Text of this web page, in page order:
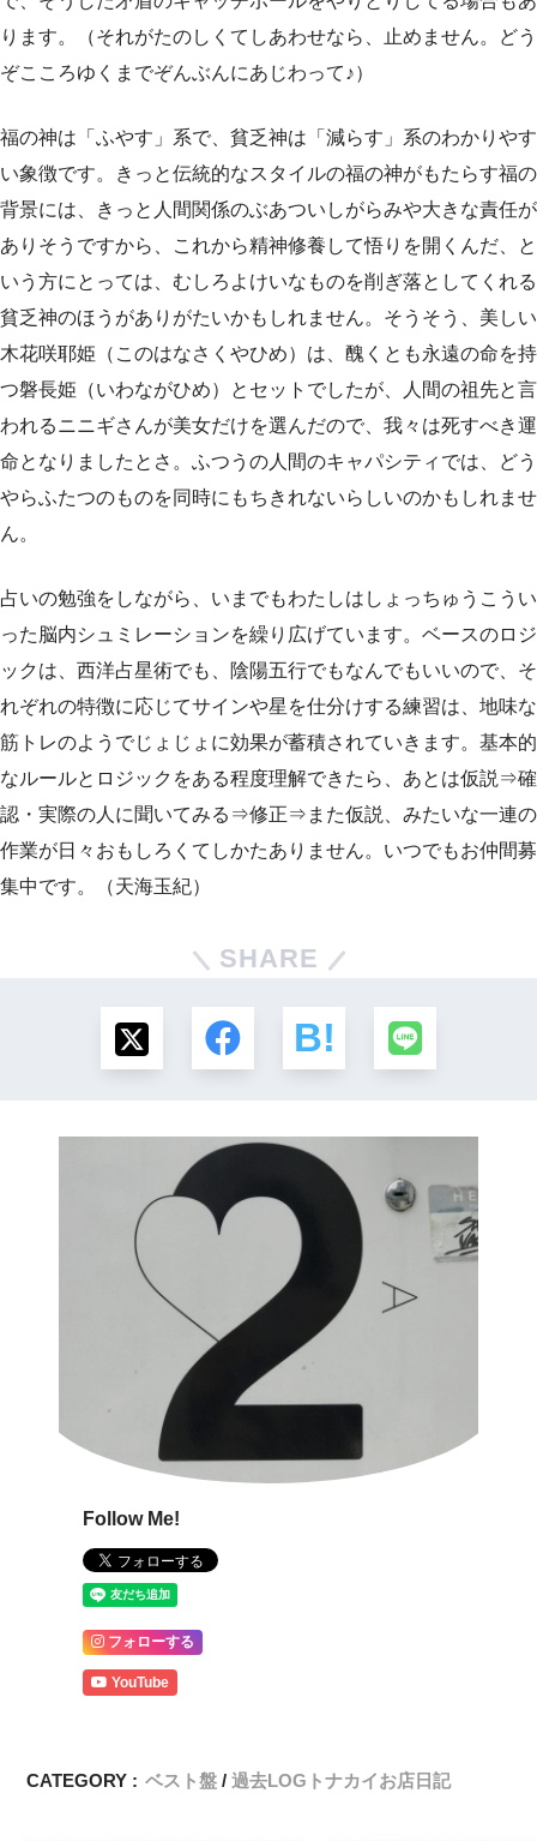
ります。（それがたのしくてしあわせなら、止めません。どう
ぞこころゆくまでぞんぶんにあじわって♪）
福の神は「ふやす」系で、貧乏神は「減らす」系のわかりやす
い象徴です。きっと伝統的なスタイルの福の神がもたらす福の
背景には、きっと人間関係のぶあついしがらみや大きな責任が
ありそうですから、これから精神修養して悟りを開くんだ、と
いう方にとっては、むしろよけいなものを削ぎ落としてくれる
貧乏神のほうがありがたいかもしれません。そうそう、美しい
木花咲耶姫（このはなさくやひめ）は、醜くとも永遠の命を持
つ磐長姫（いわながひめ）とセットでしたが、人間の祖先と言
われるニニギさんが美女だけを選んだので、我々は死すべき運
命となりましたとさ。ふつうの人間のキャパシティでは、どう
やらふたつのものを同時にもちきれないらしいのかもしれませ
ん。
占いの勉強をしながら、いまでもわたしはしょっちゅうこうい
った脳内シュミレーションを繰り広げています。ベースのロジ
ックは、西洋占星術でも、陰陽五行でもなんでもいいので、そ
れぞれの特徴に応じてサインや星を仕分けする練習は、地味な
筋トレのようでじょじょに効果が蓄積されていきます。基本的
なルールとロジックをある程度理解できたら、あとは仮説⇒確
認・実際の人に聞いてみる⇒修正⇒また仮説、みたいな一連の
作業が日々おもしろくてしかたありません。いつでもお仲間募
集中です。（天海玉紀）
SHARE
Follow Me!
フォローする
YouTube
CATEGORY : ベスト盤 過去LOGトナカイお店日記